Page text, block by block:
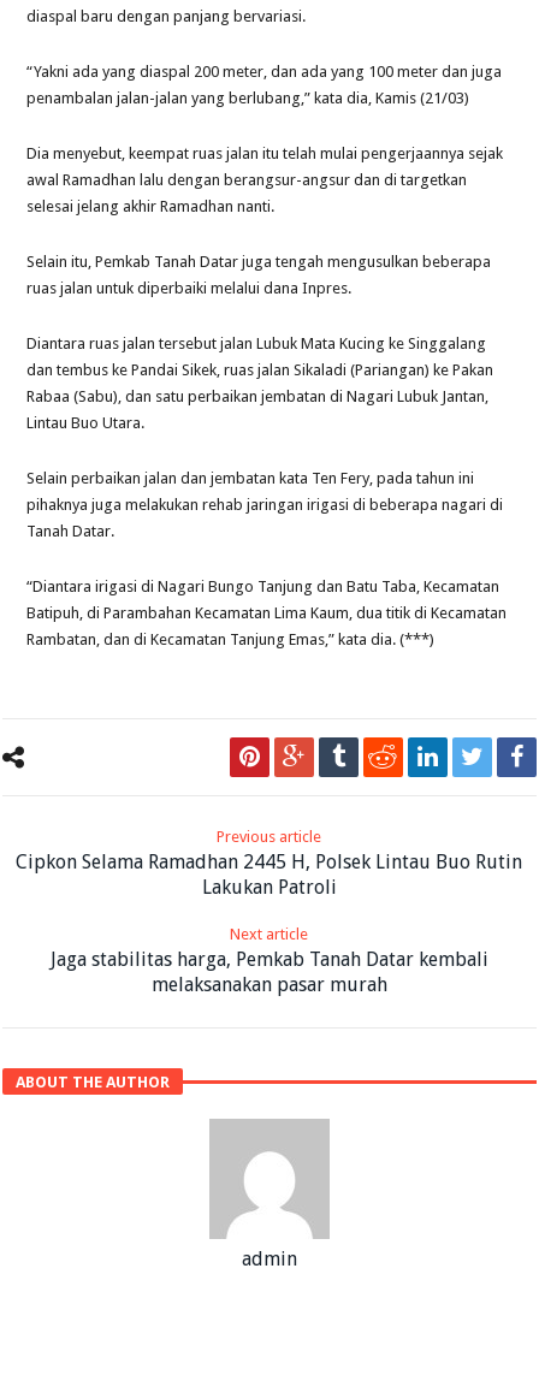
diaspal baru dengan panjang bervariasi.
“Yakni ada yang diaspal 200 meter, dan ada yang 100 meter dan juga
penambalan jalan-jalan yang berlubang,” kata dia, Kamis (21/03)
Dia menyebut, keempat ruas jalan itu telah mulai pengerjaannya sejak
awal Ramadhan lalu dengan berangsur-angsur dan di targetkan
selesai jelang akhir Ramadhan nanti.
Selain itu, Pemkab Tanah Datar juga tengah mengusulkan beberapa
ruas jalan untuk diperbaiki melalui dana Inpres.
Diantara ruas jalan tersebut jalan Lubuk Mata Kucing ke Singgalang
dan tembus ke Pandai Sikek, ruas jalan Sikaladi (Pariangan) ke Pakan
Rabaa (Sabu), dan satu perbaikan jembatan di Nagari Lubuk Jantan,
Lintau Buo Utara.
Selain perbaikan jalan dan jembatan kata Ten Fery, pada tahun ini
pihaknya juga melakukan rehab jaringan irigasi di beberapa nagari di
Tanah Datar.
“Diantara irigasi di Nagari Bungo Tanjung dan Batu Taba, Kecamatan
Batipuh, di Parambahan Kecamatan Lima Kaum, dua titik di Kecamatan
Rambatan, dan di Kecamatan Tanjung Emas,” kata dia. (***)
Previous article
Cipkon Selama Ramadhan 2445 H, Polsek Lintau Buo Rutin
Lakukan Patroli
Next article
Jaga stabilitas harga, Pemkab Tanah Datar kembali
melaksanakan pasar murah
ABOUT THE AUTHOR
admin